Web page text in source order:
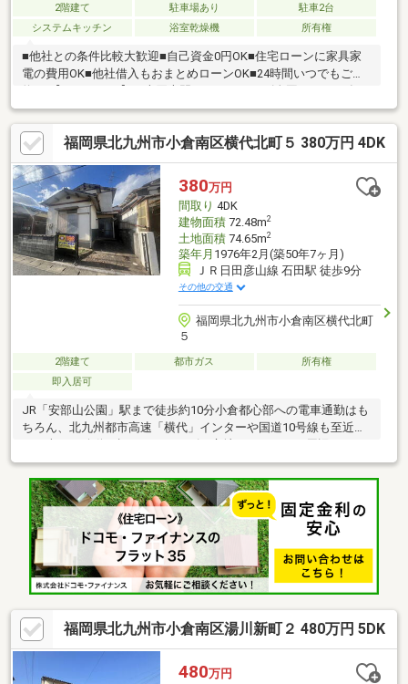
2階建て 駐車場あり
駐車2台
システムキッチン
浴室乾燥機 所有権
■他社との条件比較大歓迎■自己資金0円OK■住宅ローンに家具家
電の費用OK■他社借入もおまとめローンOK■24時間いつでもご予
11月現在、全国711店舗※ビジネスチャンス（2024年12月号）＼当
店によくお問合せいただくお客様／■はじめて家を購入される方■
営業されるのが苦手な方■ローンにご不安のある方■じっくり検討
されたい方■小さなお子様連れや大家族の方■ワンちゃんネコちゃ
んが好きな方■住替えをお考えの方大型キッズルーム・おむつ
台・授乳スペース有。北九州イチ快適なお店にぜひ一度お越し下
さい♪
福岡県北九州市小倉南区横代北町５ 380万円 4DK
380万円
間取り 4DK
建物面積72.48m2
土地面積74.65m2
築年月 1976年2月(築50年7ヶ月)
ＪＲ日田彦山線 石田駅 徒歩9分
その他の交通
福岡県北九州市小倉南区横代北町
５
2階建て 都市ガス
所有権
即入居可
JR「安部山公園」駅まで徒歩約10分小倉都心部への電車通勤はも
ちろん、北九州都市高速「横代」インターや国道10号線も至近
ーパー、ドラッグストア、コンビニが点在し、日々の買い物に困
ることはありません。【当社自慢のワンストップサービス】・当
社在籍スタッフはリフォーム、ローンに関するエキスパート！・
物件購入+リフォーム費用もまとめてお見積り♪・住み替え先を探
しながら、ご自宅の売却が並行して行えます！・もちろん査定も
無料です♪
福岡県北九州市小倉南区湯川新町２ 480万円 5DK
480万円